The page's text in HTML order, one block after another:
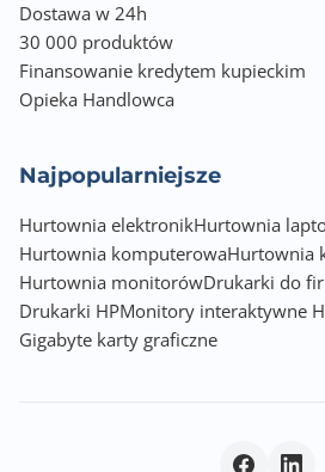
Dostawa w 24h
30 000 produktów
Finansowanie kredytem kupieckim
Opieka Handlowca
Najpopularniejsze
Hurtownia elektronikHurtownia
Hurtownia komputerowaHurtownia
Hurtownia monitorówDrukarki do
Drukarki HPMonitory interaktywne
Gigabyte karty graficzne